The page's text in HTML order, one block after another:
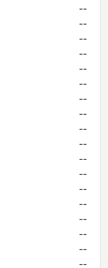
--
--
--
--
--
--
--
--
--
--
--
--
--
--
--
--
--
--